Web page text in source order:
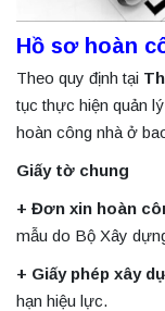
Hồ sơ hoàn
Theo quy định tại
tục thực hiện quản
hoàn công nhà ở
Giấy tờ chung
+ Đơn xin hoàn
mẫu do Bộ Xây
+ Giấy phép xây
hạn hiệu lực.